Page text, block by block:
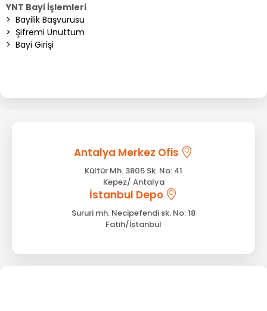
YNT Bayi İşlemleri
> Bayilik Başvurusu
> Şifremi Unuttum
> Bayi Girişi
Antalya Merkez Ofis
Kültür Mh. 3805 Sk. No: 41
Kepez/ Antalya
İstanbul Depo
Sururi mh. Necipefendi sk. No: 18
Fatih/İstanbul